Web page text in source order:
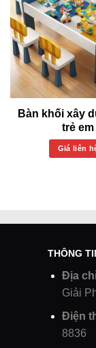
Bàn khối xây
trẻ em
Giá liên
THÔNG
Địa
Giải
Điện
8836